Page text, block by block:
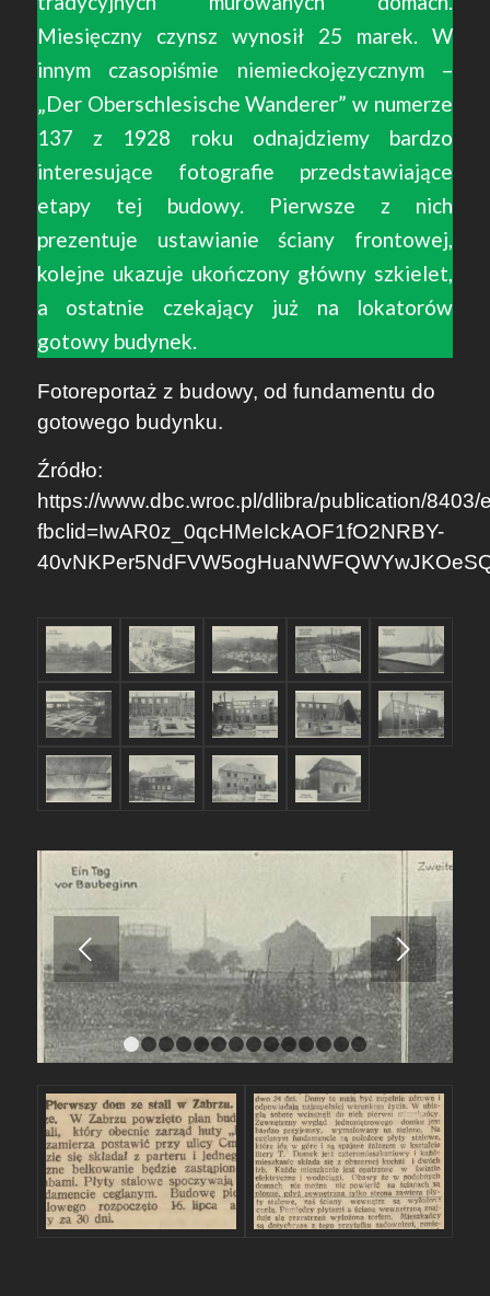
Miesięczny czynsz wynosił 25 marek. W
innym czasopiśmie niemieckojęzycznym –
„Der Oberschlesische Wanderer” w numerze
137 z 1928 roku odnajdziemy bardzo
interesujące fotografie przedstawiające
etapy tej budowy. Pierwsze z nich
prezentuje ustawianie ściany frontowej,
kolejne ukazuje ukończony główny szkielet,
a ostatnie czekający już na lokatorów
gotowy budynek.
Fotoreportaż z budowy, od fundamentu do
gotowego budynku.
Źródło:
https://www.dbc.wroc.pl/dlibra/publication/8403/
fbclid=IwAR0z_0qcHMeIckAOF1fO2NRBY-
Next
1 2 3 4 5 6 7 8 9 10111213